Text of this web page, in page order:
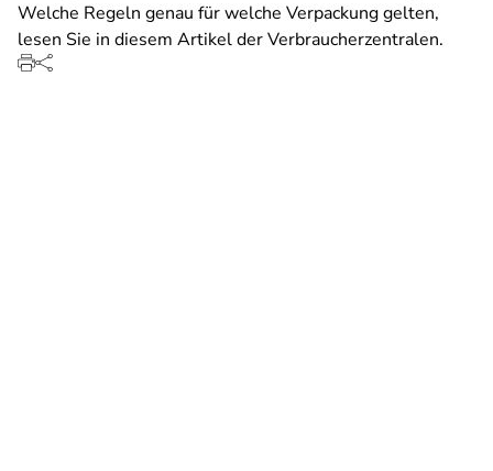
Welche Regeln genau für welche Verpackung gelten,
lesen Sie in diesem Artikel der Verbraucherzentralen.